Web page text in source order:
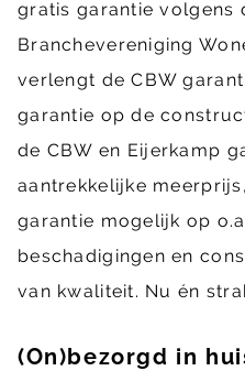
gratis garantie volgens
Branchevereniging
verlengt de CBW
garantie op de
de CBW en Eijerkamp
aantrekkelijke
garantie mogelijk op
beschadigingen en
van kwaliteit. Nu én
(On)bezorgd in